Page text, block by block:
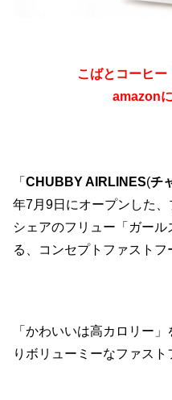
こばとコーヒー
amazon
「 CHUBBY AIRLINES(チ
年7月9日にオープンした
シェアのフリュー「ガー
る、コンセプトファストフ
「かわいいは高カロリー
りボリューミーなファス